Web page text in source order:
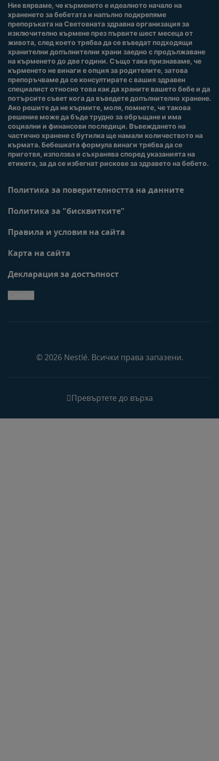
За нас
Присъединете се към
Nestlé Baby Club
Купи сега
Нашите марки и
продукти
Качество и сигурност
Безплатно тестване
Ние вярваме, че кърменето е идеалното начало на
храненето за бебетата и напълно подкрепяме
препоръката на Световната здравна организация за
изключително кърмене през първите шест месеца от
живота, след което трябва да се въведат подходящи
хранителни допълнителни храни заедно с продължаване
на кърменето до две години. Също така признаваме, че
кърменето не винаги е опция за родителите, затова
препоръчваме да се консултирате с вашия здравен
специалист относно това как да храните вашето бебе и да
потърсите съвет кога да въведете допълнително хранене.
Ако решите да не кърмите, моля, помнете, че такова
решение може да бъде трудно за обръщане и има
социални и финансови последици. Въвеждането на
частично хранене с бутилка ще намали количеството на
кърмата. Бебешката формула винаги трябва да се
приготвя, използва и съхранява според указанията на
етикета, за да се избегнат рискове за здравето на бебето.
Политика за поверителността на данните
Политика за "бисквитките"
Правила и условия на сайта
Карта на сайта
Декларация за достъпност
© 2026 Nestlé. Всички права запазени.
Превъртете до върха